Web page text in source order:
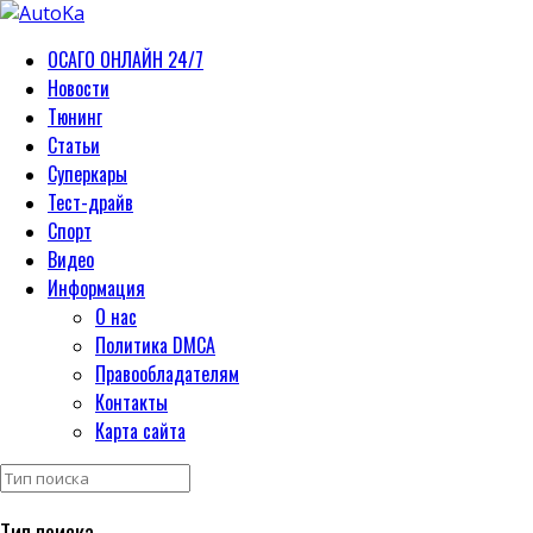
ОСАГО ОНЛАЙН 24/7
Новости
Тюнинг
Статьи
Суперкары
Тест-драйв
Спорт
Видео
Информация
О нас
Политика DMCA
Правообладателям
Контакты
Карта сайта